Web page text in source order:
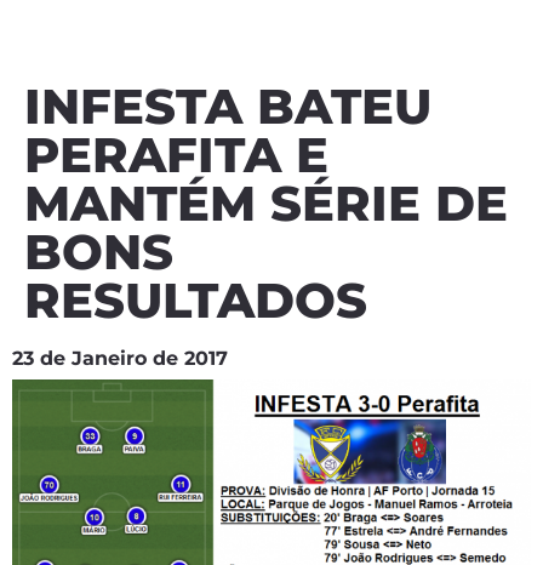
INFESTA BATEU
PERAFITA E
MANTÉM SÉRIE DE
BONS
RESULTADOS
23 de Janeiro de 2017